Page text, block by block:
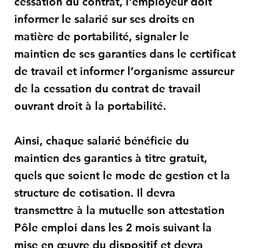
informer le salarié sur ses droits en
matière de portabilité, signaler le
maintien de ses garanties dans le certificat
de travail et informer l’organisme assureur
de la cessation du contrat de travail
ouvrant droit à la portabilité.
Ainsi, chaque salarié bénéficie du
maintien des garanties à titre gratuit,
quels que soient le mode de gestion et la
structure de cotisation. Il devra
transmettre à la mutuelle son attestation
Pôle emploi dans les 2 mois suivant la
mise en œuvre du dispositif et devra